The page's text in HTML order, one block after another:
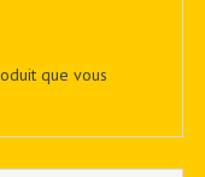
que vous